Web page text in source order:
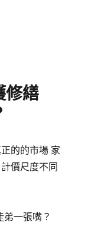
修繕
的的市場 家
價尺度不同
弟一張嘴？